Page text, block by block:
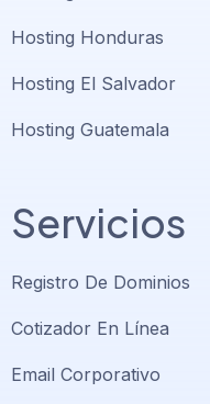
Hosting Honduras
Hosting El Salvador
Hosting Guatemala
Servicios
Registro De Dominios
Cotizador En Línea
Email Corporativo